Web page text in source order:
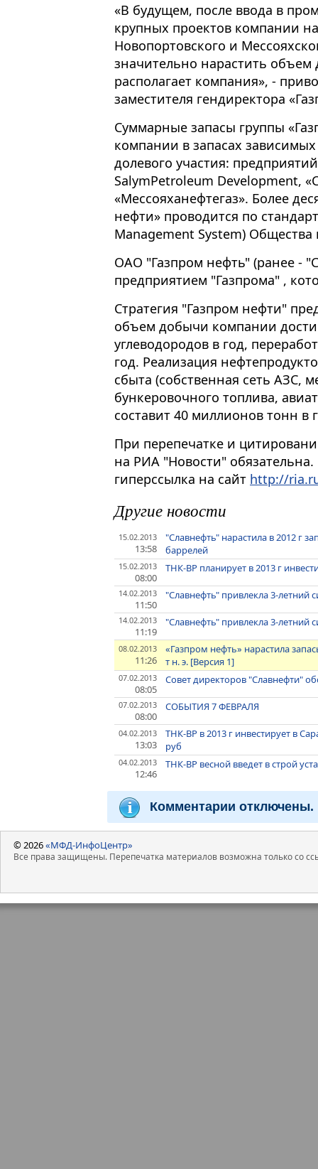
«В будущем, после ввода в
крупных проектов компании
Новопортовского и
значительно нарастить
располагает компания», -
заместителя гендиректора
Суммарные запасы группы
компании в запасах
долевого участия:
SalymPetroleum Development,
«Мессояханефтегаз». Более
нефти» проводится по
Management System)
ОАО "Газпром нефть" (ранее -
предприятием "Газпрома" ,
Стратегия "Газпром нефти"
объем добычи компании
углеводородов в год,
год. Реализация
сбыта (собственная сеть АЗС,
бункеровочного топлива,
составит 40 миллионов тонн в
При перепечатке и
на РИА "Новости"
гиперссылка на сайт http://
Другие новости
15.02.2013
13:58
"Славнефть" нарастила в 2012 г
баррелей
15.02.2013
08:00
ТНК-ВР планирует в 2013 г
14.02.2013
11:50
"Славнефть" привлекла 3-летний
14.02.2013
11:19
"Славнефть" привлекла 3-летний
08.02.2013
11:26
«Газпром нефть» нарастила
т н. э. [Версия 1]
07.02.2013
08:05
Совет директоров "Славнефти"
07.02.2013
08:00
СОБЫТИЯ 7 ФЕВРАЛЯ
04.02.2013
13:03
ТНК-ВР в 2013 г инвестирует в
руб
04.02.2013
12:46
ТНК-ВР весной введет в строй
Комментарии отключены.
© 2026«МФД-ИнфоЦентр»
Все права защищены. Перепечатка материалов возможна только со